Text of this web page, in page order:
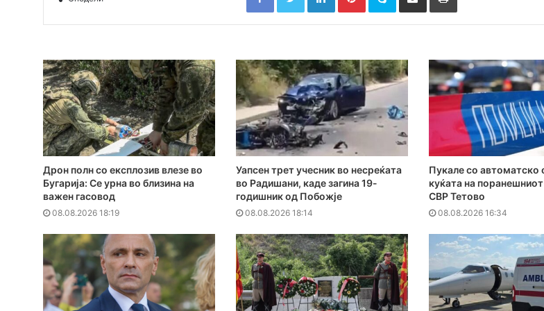
Дрон полн со експлозив влезе во
Бугарија: Се урна во близина на
важен гасовод
08.08.2026 18:19
Уапсен трет учесник во несреќата
во Радишани, каде загина 19-
годишник од Побожје
08.08.2026 18:14
Пукале со автоматско
куќата на
СВР Тетово
08.08.2026 16:34